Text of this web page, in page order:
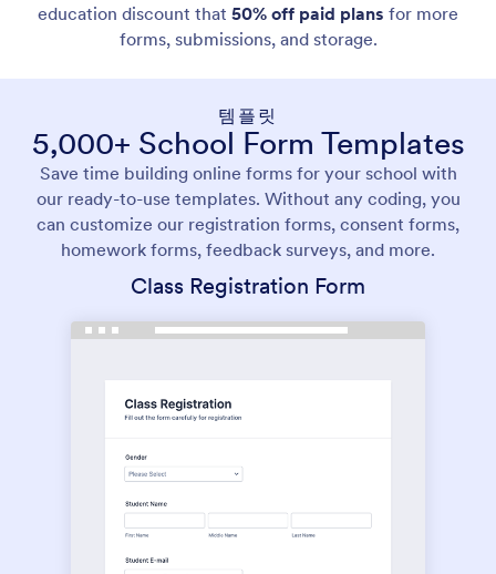
education discount that 50% off paid plans for more
forms, submissions, and storage.
템플릿
5,000+ School Form Templates
Save time building online forms for your school with
our ready-to-use templates. Without any coding, you
can customize our registration forms, consent forms,
homework forms, feedback surveys, and more.
Class Registration Form